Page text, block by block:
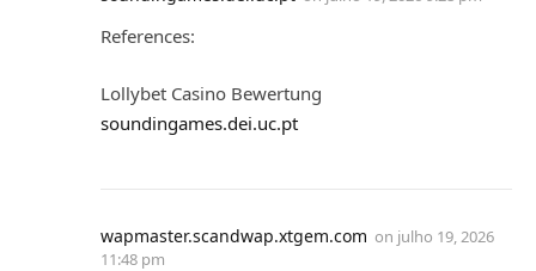
References:
Lollybet Casino Bewertung
soundingames.dei.uc.pt
wapmaster.scandwap.xtgem.com on julho 19, 2026
11:48 pm